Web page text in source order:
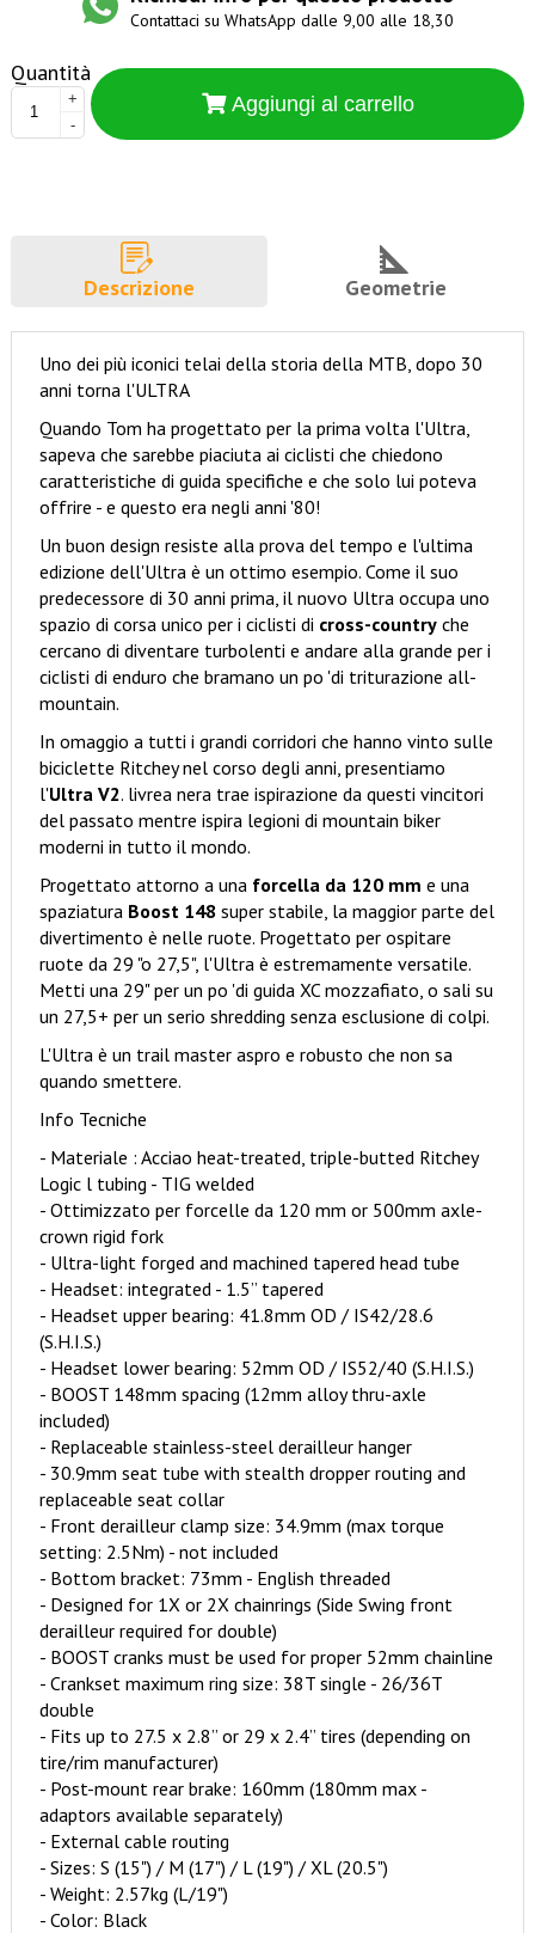
Contattaci su WhatsApp dalle 9,00 alle 18,30
Quantità
+
-
Aggiungi al carrello
Descrizione Geometrie
Uno dei più iconici telai della storia della MTB, dopo 30
anni torna l'ULTRA
Quando Tom ha progettato per la prima volta l'Ultra,
sapeva che sarebbe piaciuta ai ciclisti che chiedono
caratteristiche di guida specifiche e che solo lui poteva
offrire - e questo era negli anni '80!
Un buon design resiste alla prova del tempo e l'ultima
edizione dell'Ultra è un ottimo esempio. Come il suo
predecessore di 30 anni prima, il nuovo Ultra occupa uno
spazio di corsa unico per i ciclisti di cross-countryche
cercano di diventare turbolenti e andare alla grande per i
ciclisti di enduro che bramano un po 'di triturazione all-
mountain.
In omaggio a tutti i grandi corridori che hanno vinto sulle
biciclette Ritchey nel corso degli anni, presentiamo
l'Ultra V2. livrea nera trae ispirazione da questi vincitori
del passato mentre ispira legioni di mountain biker
moderni in tutto il mondo.
Progettato attorno a unaforcella da 120 mm e una
spaziatura Boost 148 super stabile, la maggior parte del
divertimento è nelle ruote. Progettato per ospitare
ruote da 29 "o 27,5", l'Ultra è estremamente versatile.
Metti una 29" per un po 'di guida XC mozzafiato, o sali su
un 27,5+ per un serio shredding senza esclusione di colpi.
L'Ultra è un trail master aspro e robusto che non sa
quando smettere.
Info Tecniche
- Materiale : Acciao heat-treated, triple-butted Ritchey
Logic l tubing - TIG welded
- Ottimizzato per forcelle da 120 mm or 500mm axle-
crown rigid fork
- Ultra-light forged and machined tapered head tube
- Headset: integrated - 1.5” tapered
- Headset upper bearing: 41.8mm OD / IS42/28.6
(S.H.I.S.)
- Headset lower bearing: 52mm OD / IS52/40 (S.H.I.S.)
- BOOST 148mm spacing (12mm alloy thru-axle
included)
- Replaceable stainless-steel derailleur hanger
- 30.9mm seat tube with stealth dropper routing and
replaceable seat collar
- Front derailleur clamp size: 34.9mm (max torque
setting: 2.5Nm) - not included
- Bottom bracket: 73mm - English threaded
- Designed for 1X or 2X chainrings (Side Swing front
derailleur required for double)
- BOOST cranks must be used for proper 52mm chainline
- Crankset maximum ring size: 38T single - 26/36T
double
- Fits up to 27.5 x 2.8” or 29 x 2.4” tires (depending on
tire/rim manufacturer)
- Post-mount rear brake: 160mm (180mm max -
adaptors available separately)
- External cable routing
- Sizes: S (15") / M (17") / L (19") / XL (20.5")
- Weight: 2.57kg (L/19")
- Color: Black